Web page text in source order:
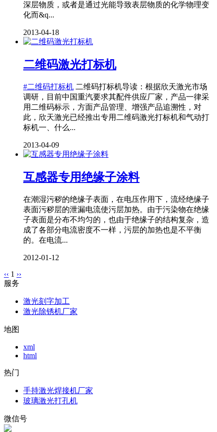
深层物质，或者是通过光能导致表层物质的化学物理变
化而&q...
2013-04-18
二维码激光打标机
#二维码打标机 二维码打标机导读：根据欣天激光市场
调研，目前中国重汽要求其配件供应厂家，产品一律采
用二维码标示，方面产品管理、增强产品追溯性，对
此，欣天激光已经推出专用二维码激光打标机和气动打
标机一、什么...
2013-04-09
互感器专用绝缘子涂料
在潮湿污秽的绝缘子表面，在电压作用下，流经绝缘子
表面污秽层的泄漏电流使污层加热。由于污染物在绝缘
子表面是分布不均匀的，也由于绝缘子的结构复杂，造
成了各部分电流密度不一样，污层的加热也是不平衡
的。在电流...
2012-01-12
‹‹ 1 ››
服务
激光刻字加工
激光除锈机厂家
地图
xml
html
热门
手持激光焊接机厂家
玻璃激光打孔机
微信号